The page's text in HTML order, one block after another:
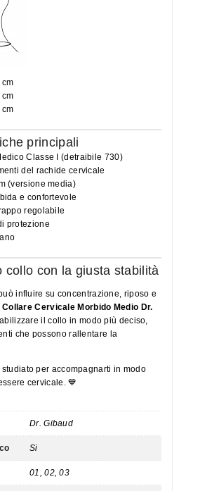
principali
Classe I (detraibile 730)
del rachide cervicale
(versione media)
e confortevole
regolabile
protezione
collo con la giusta stabilità
influire su concentrazione, riposo e
Collare Cervicale Morbido Medio Dr.
il collo in modo più deciso,
che possono rallentare la
per accompagnarti in modo
cervicale. 💙
Dr. Gibaud
Si
01, 02, 03